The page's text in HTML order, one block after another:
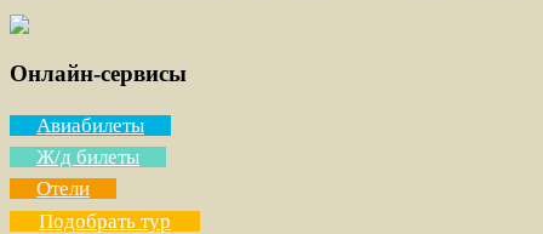
Онлайн-сервисы
Авиабилеты
Ж/д билеты
Отели
Подобрать тур